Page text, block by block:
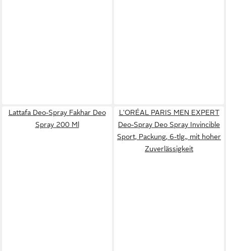
Lattafa Deo-Spray Fakhar Deo
Spray 200 Ml
L'ORÉAL PARIS MEN EXPERT
Deo-Spray Deo Spray Invincible
Sport, Packung, 6-tlg., mit hoher
Zuverlässigkeit